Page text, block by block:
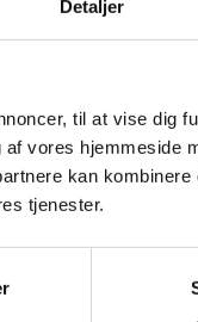
Detaljer
til at vise dig
vores hjemmeside
kan
tjenester.
i midten. Skær
med en teske og